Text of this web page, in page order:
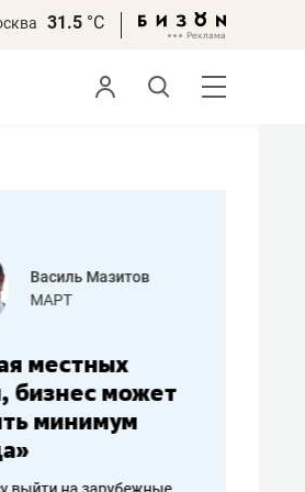
31.5 °С
Василь Мазитов
МАРТ
местных
бизнес может
минимум